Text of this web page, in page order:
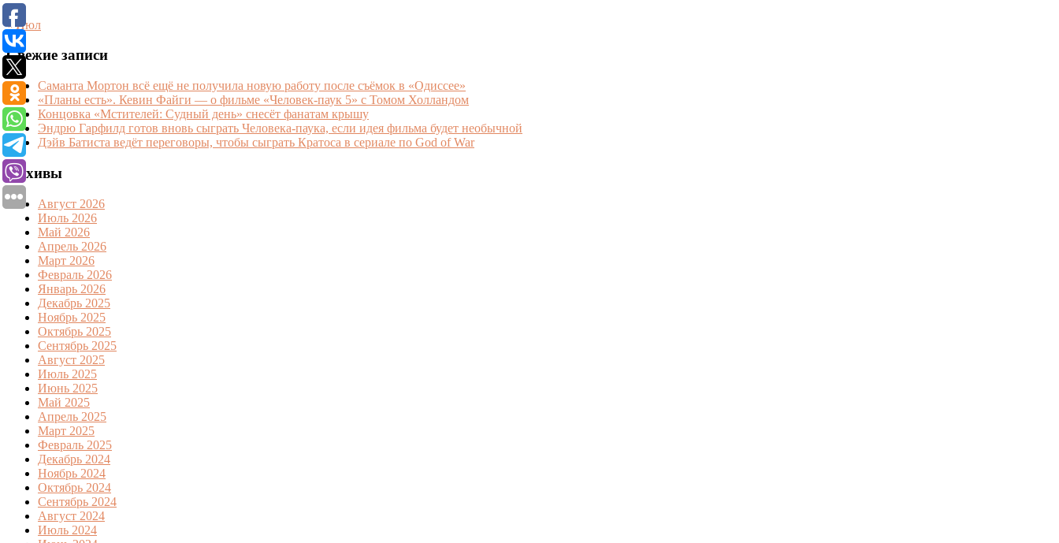
31
« Июл
Свежие записи
Саманта Мортон всё ещё не получила новую работу после съёмок в «Одиссее»
«Планы есть». Кевин Файги — о фильме «Человек-паук 5» с Томом Холландом
Концовка «Мстителей: Судный день» снесёт фанатам крышу
Эндрю Гарфилд готов вновь сыграть Человека-паука, если идея фильма будет необычной
Дэйв Батиста ведёт переговоры, чтобы сыграть Кратоса в сериале по God of War
Архивы
Август 2026
Июль 2026
Май 2026
Апрель 2026
Март 2026
Февраль 2026
Январь 2026
Декабрь 2025
Ноябрь 2025
Октябрь 2025
Сентябрь 2025
Август 2025
Июль 2025
Июнь 2025
Май 2025
Апрель 2025
Март 2025
Февраль 2025
Декабрь 2024
Ноябрь 2024
Октябрь 2024
Сентябрь 2024
Август 2024
Июль 2024